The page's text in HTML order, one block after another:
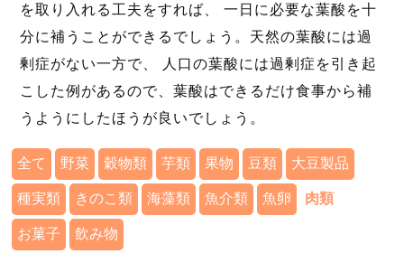
を取り入れる工夫をすれば、 一日に必要な葉酸を十
分に補うことができるでしょう。天然の葉酸には過
剰症がない一方で、 人口の葉酸には過剰症を引き起
こした例があるので、葉酸はできるだけ食事から補
うようにしたほうが良いでしょう。
全て 野菜 穀物類 芋類 果物 豆類 大豆製品
種実類 きのこ類 海藻類 魚介類 魚卵 肉類
お菓子 飲み物